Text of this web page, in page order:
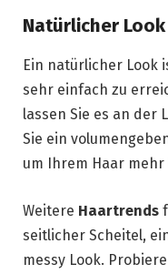
Natürlicher Look
Ein natürlicher Look
sehr einfach zu
lassen Sie es an der
Sie ein
um Ihrem Haar mehr
Weitere Haartrends
seitlicher Scheitel,
messy Look.